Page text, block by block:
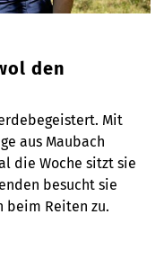
den
Mit
aus Maubach
die Woche sitzt sie
besucht sie
beim Reiten zu.